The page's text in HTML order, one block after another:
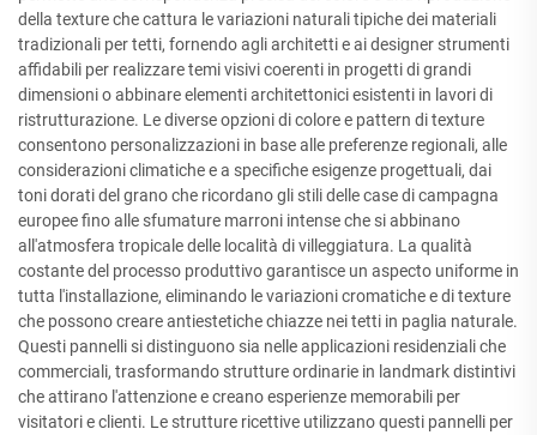
della texture che cattura le variazioni naturali tipiche dei materiali
tradizionali per tetti, fornendo agli architetti e ai designer strumenti
affidabili per realizzare temi visivi coerenti in progetti di grandi
dimensioni o abbinare elementi architettonici esistenti in lavori di
ristrutturazione. Le diverse opzioni di colore e pattern di texture
consentono personalizzazioni in base alle preferenze regionali, alle
considerazioni climatiche e a specifiche esigenze progettuali, dai
toni dorati del grano che ricordano gli stili delle case di campagna
europee fino alle sfumature marroni intense che si abbinano
all'atmosfera tropicale delle località di villeggiatura. La qualità
costante del processo produttivo garantisce un aspecto uniforme in
tutta l'installazione, eliminando le variazioni cromatiche e di texture
che possono creare antiestetiche chiazze nei tetti in paglia naturale.
Questi pannelli si distinguono sia nelle applicazioni residenziali che
commerciali, trasformando strutture ordinarie in landmark distintivi
che attirano l'attenzione e creano esperienze memorabili per
visitatori e clienti. Le strutture ricettive utilizzano questi pannelli per